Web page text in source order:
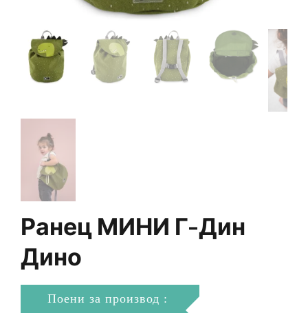
Ранец МИНИ Г-Дин
Дино
Поени за производ :